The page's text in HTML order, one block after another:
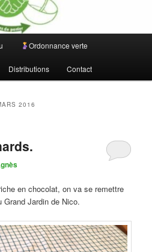
Ordonnance verte
Distributions Contact
2016
en chocolat, on va se remettre
Jardin de Nico.